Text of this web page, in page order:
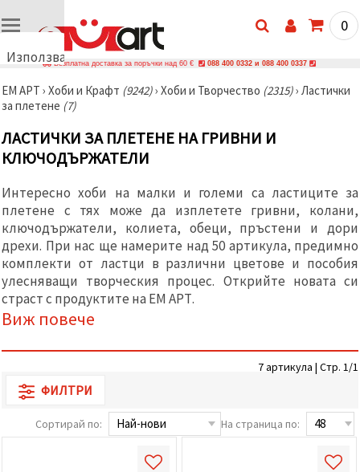
Използваме
🍪
Използваме
и подобни
технологии,
за да
правилната
работа на
сайта, да
подобрим
изживяване
и, с твое
съгласие,
да
анализираме
трафика и
да
по-
и реклами,
на наши
0
Безплатна доставка за поръчки над 60 € 088 400 0332 и 088 400 0337
ЕМ АРТ › Хоби и Крафт (9242)› Хоби и Творчество (2315)› Ластички
за плетене (7)
ЛАСТИЧКИ ЗА ПЛЕТЕНЕ НА ГРИВНИ И
КЛЮЧОДЪРЖАТЕЛИ
Интересно хоби на малки и големи са ластиците за
плетене с тях може да изплетете гривни, колани,
ключодържатели, колиета, обеци, пръстени и дори
дрехи. При нас ще намерите над 50 артикула, предимно
комплекти от ластци в различни цветове и пособия
улесняващи творческия процес. Открийте новата си
страст с продуктите на ЕМ АРТ.
Виж повече
7 артикула | Стр. 1/1
ФИЛТРИ
Сортирай по: На страница по: